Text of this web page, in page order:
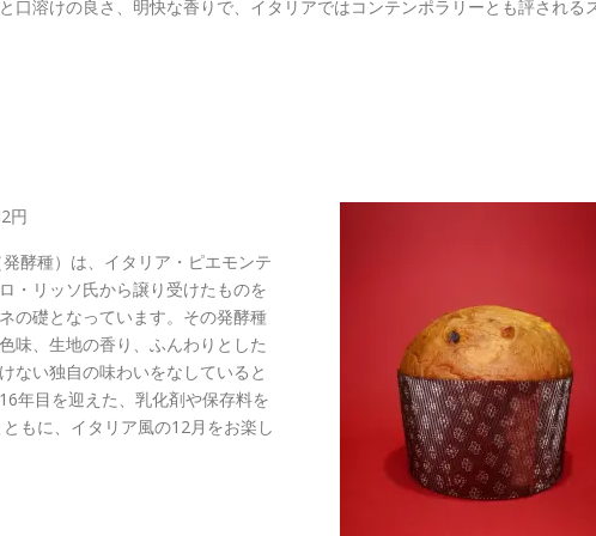
口溶けの良さ、明快な香りで、イタリアではコンテンポラリーとも評される
円
酵種）は、イタリア・ピエモンテ
・リッソ氏から譲り受けたものを
の礎となっています。その発酵種
味、生地の香り、ふんわりとした
ない独自の味わいをなしていると
年目を迎えた、乳化剤や保存料を
もに、イタリア風の12月をお楽し